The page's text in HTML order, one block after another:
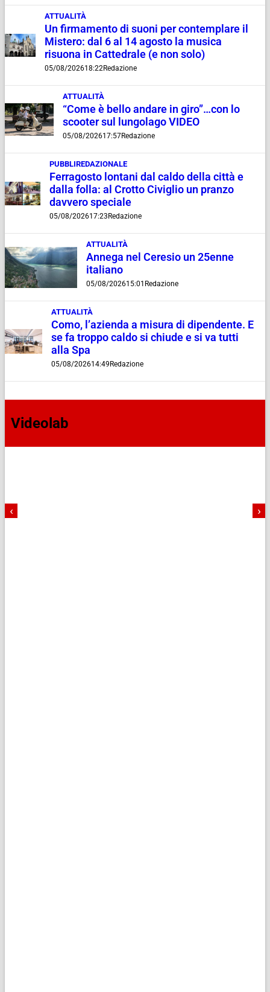
ATTUALITÀ
Un firmamento di suoni per contemplare il
Mistero: dal 6 al 14 agosto la musica
risuona in Cattedrale (e non solo)
05/08/202618:22Redazione
ATTUALITÀ
“Come è bello andare in giro”…con lo
scooter sul lungolago VIDEO
05/08/202617:57Redazione
PUBBLIREDAZIONALE
Ferragosto lontani dal caldo della città e
dalla folla: al Crotto Civiglio un pranzo
davvero speciale
05/08/202617:23 Redazione
ATTUALITÀ
Annega nel Ceresio un 25enne
italiano
05/08/202615:01 Redazione
ATTUALITÀ
Como, l’azienda a misura di dipendente. E
se fa troppo caldo si chiude e si va tutti
alla Spa
05/08/202614:49 Redazione
Videolab
‹ ›